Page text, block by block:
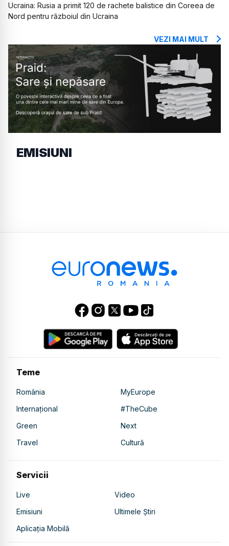
Ucraina: Rusia a primit 120 de rachete balistice din Coreea de
Nord pentru războiul din Ucraina
VEZI MAI MULT
EMISIUNI
Teme
România
MyEurope
Internațional
#TheCube
Green
Next
Travel
Cultură
Servicii
Live
Video
Emisiuni
Ultimele Știri
Aplicația Mobilă